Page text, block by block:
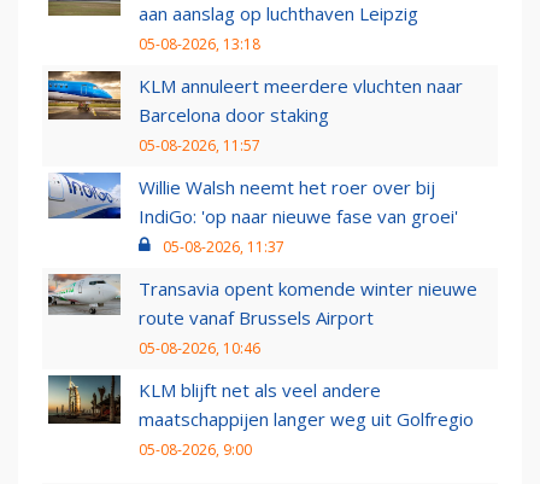
aan aanslag op luchthaven Leipzig
05-08-2026, 13:18
KLM annuleert meerdere vluchten naar
Barcelona door staking
05-08-2026, 11:57
Willie Walsh neemt het roer over bij
IndiGo: 'op naar nieuwe fase van groei'
05-08-2026, 11:37
Transavia opent komende winter nieuwe
route vanaf Brussels Airport
05-08-2026, 10:46
KLM blijft net als veel andere
maatschappijen langer weg uit Golfregio
05-08-2026, 9:00